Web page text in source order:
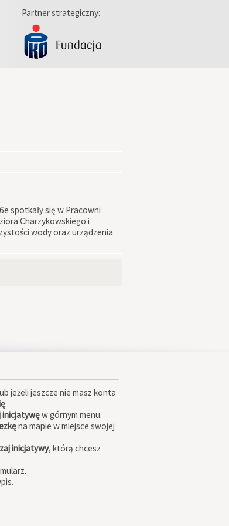
Partner strategiczny:
spotkały się w Pracowni
Charzykowskiego i
wody oraz urządzenia
jeżeli jeszcze nie masz konta
.
inicjatywęw górnym menu.
na mapie w miejsce swojej
inicjatywy, którą chcesz